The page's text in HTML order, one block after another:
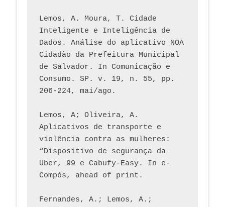
Lemos, A. Moura, T. Cidade
Inteligente e Inteligência de
Dados. Análise do aplicativo NOA
Cidadão da Prefeitura Municipal
de Salvador. In Comunicação e
Consumo. SP. v. 19, n. 55, pp.
206-224, mai/ago.
Lemos, A; Oliveira, A.
Aplicativos de transporte e
violência contra as mulheres:
“Dispositivo de segurança da
Uber, 99 e Cabufy-Easy. In e-
Compós, ahead of print.
Fernandes, A.; Lemos, A.;